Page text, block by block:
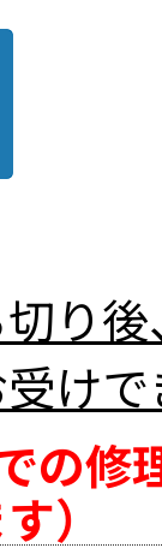
り
け
の修
）